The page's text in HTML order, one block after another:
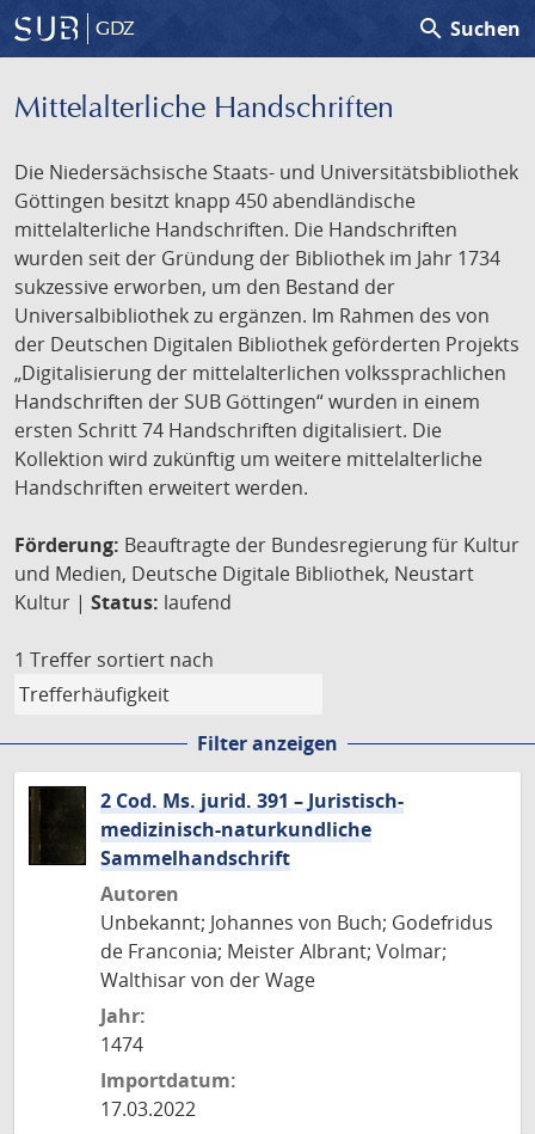
GDZ search Suchen
Mittelalterliche Handschriften
Die Niedersächsische Staats- und Universitätsbibliothek
Göttingen besitzt knapp 450 abendländische
mittelalterliche Handschriften. Die Handschriften
wurden seit der Gründung der Bibliothek im Jahr 1734
sukzessive erworben, um den Bestand der
Universalbibliothek zu ergänzen. Im Rahmen des von
der Deutschen Digitalen Bibliothek geförderten Projekts
„Digitalisierung der mittelalterlichen volkssprachlichen
Handschriften der SUB Göttingen“ wurden in einem
ersten Schritt 74 Handschriften digitalisiert. Die
Kollektion wird zukünftig um weitere mittelalterliche
Handschriften erweitert werden.
Förderung: Beauftragte der Bundesregierung für Kultur
und Medien, Deutsche Digitale Bibliothek, Neustart
Kultur | Status: laufend
1 Treffer sortiert nach
Filter anzeigen
2 Cod. Ms. jurid. 391 – Juristisch-
medizinisch-naturkundliche
Sammelhandschrift
Autoren
Unbekannt; Johannes von Buch; Godefridus
de Franconia; Meister Albrant; Volmar;
Walthisar von der Wage
Jahr:
1474
Importdatum:
17.03.2022